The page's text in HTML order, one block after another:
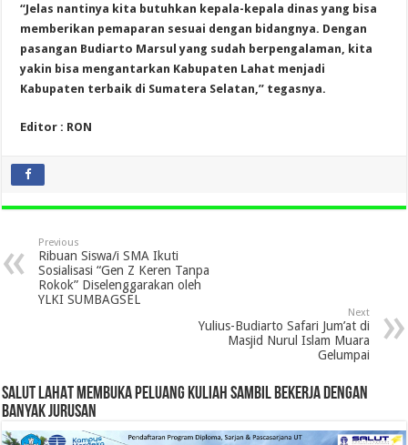
“Jelas nantinya kita butuhkan kepala-kepala dinas yang bisa
memberikan pemaparan sesuai dengan bidangnya. Dengan
pasangan Budiarto Marsul yang sudah berpengalaman, kita
yakin bisa mengantarkan Kabupaten Lahat menjadi
Kabupaten terbaik di Sumatera Selatan,” tegasnya.
Editor : RON
Previous
Ribuan Siswa/i SMA Ikuti
Sosialisasi “Gen Z Keren Tanpa
Rokok” Diselenggarakan oleh
YLKI SUMBAGSEL
Next
Yulius-Budiarto Safari Jum’at di
Masjid Nurul Islam Muara
Gelumpai
SALUT LAHAT MEMBUKA PELUANG KULIAH SAMBIL BEKERJA DENGAN
BANYAK JURUSAN